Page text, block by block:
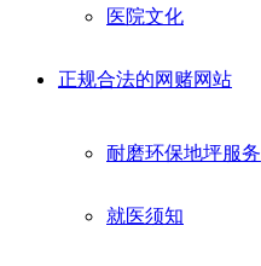
医院文化
正规合法的网赌网站
耐磨环保地坪服务
就医须知